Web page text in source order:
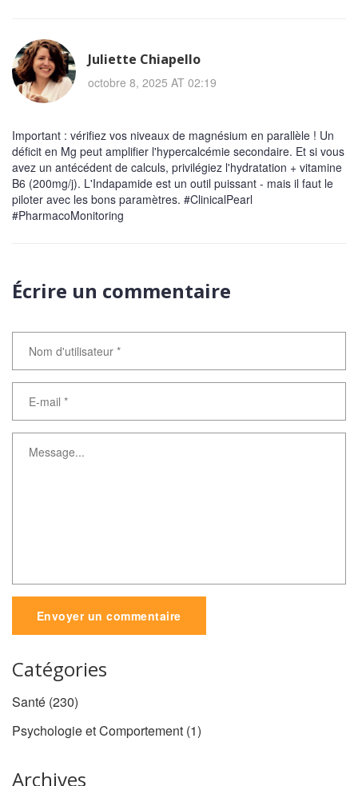
Juliette Chiapello
octobre 8, 2025 AT 02:19
Important : vérifiez vos niveaux de magnésium en parallèle ! Un
déficit en Mg peut amplifier l'hypercalcémie secondaire. Et si vous
avez un antécédent de calculs, privilégiez l'hydratation + vitamine
B6 (200mg/j). L'Indapamide est un outil puissant - mais il faut le
piloter avec les bons paramètres. #ClinicalPearl
#PharmacoMonitoring
Écrire un commentaire
Envoyer un commentaire
Catégories
Santé (230)
Psychologie et Comportement (1)
Archives